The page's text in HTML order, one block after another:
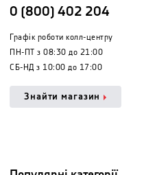
0 (800) 402 204
Графік роботи колл-центру
ПН-ПТ з 08:30 до 21:00
СБ-НД з 10:00 до 17:00
Знайти магазин